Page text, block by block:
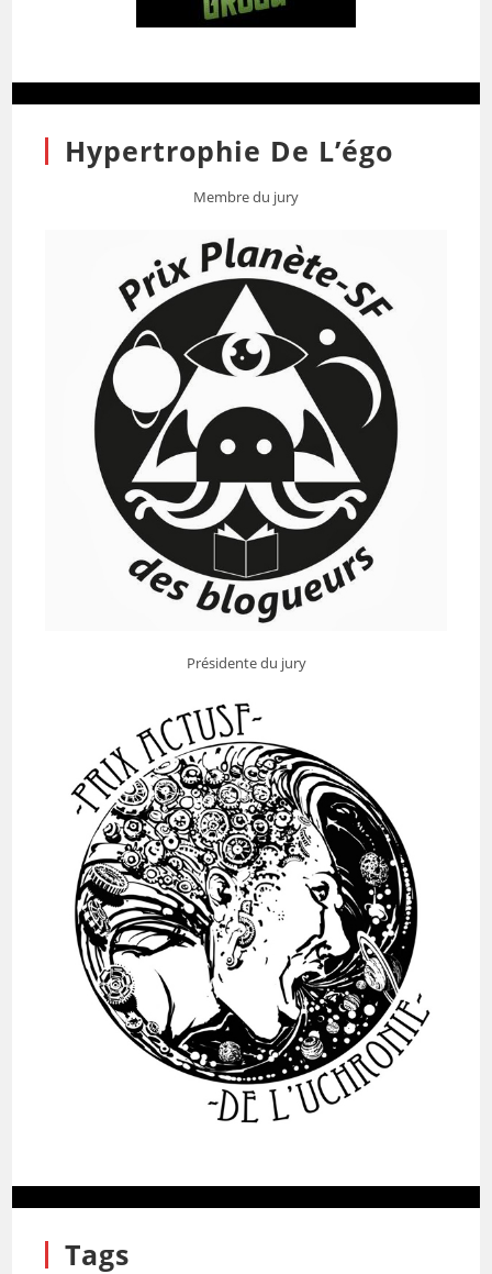
Hypertrophie De L’égo
Membre du jury
Présidente du jury
Tags